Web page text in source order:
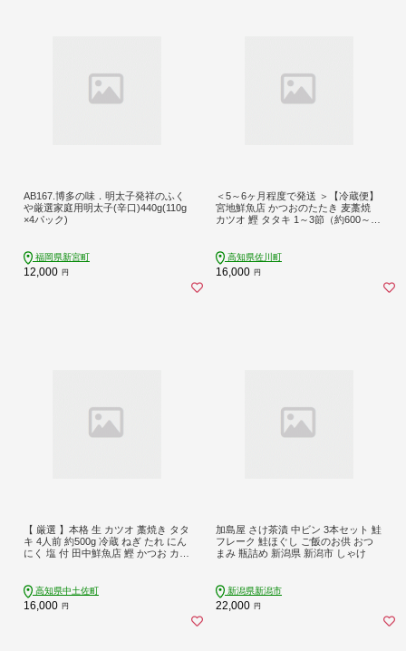
AB167.博多の味．明太子発祥のふく
や厳選家庭用明太子(辛口)440g(110g
×4パック)
福岡県新宮町
12,000 円
＜5～6ヶ月程度で発送 ＞【冷蔵便】
宮地鮮魚店 かつおのたたき 麦藁焼
カツオ 鰹 タタキ 1～3節（約600～70
高知県佐川町
16,000 円
【 厳選 】本格 生 カツオ 藁焼き タタ
キ 4人前 約500g 冷蔵 ねぎ たれ にん
にく 塩 付 田中鮮魚店 鰹 かつお カツ
やき わら焼き おいしい 美味しい 家
族 家庭 手軽 簡単 かんたん おすすめ
魚 魚介 さかな 贈答 贈り物 贅沢 ギフ
高知県中土佐町
16,000 円
加島屋 さけ茶漬 中ビン 3本セット 鮭
フレーク 鮭ほぐし ご飯のお供 おつ
まみ 瓶詰め 新潟県 新潟市 しゃけ
新潟県新潟市
22,000 円